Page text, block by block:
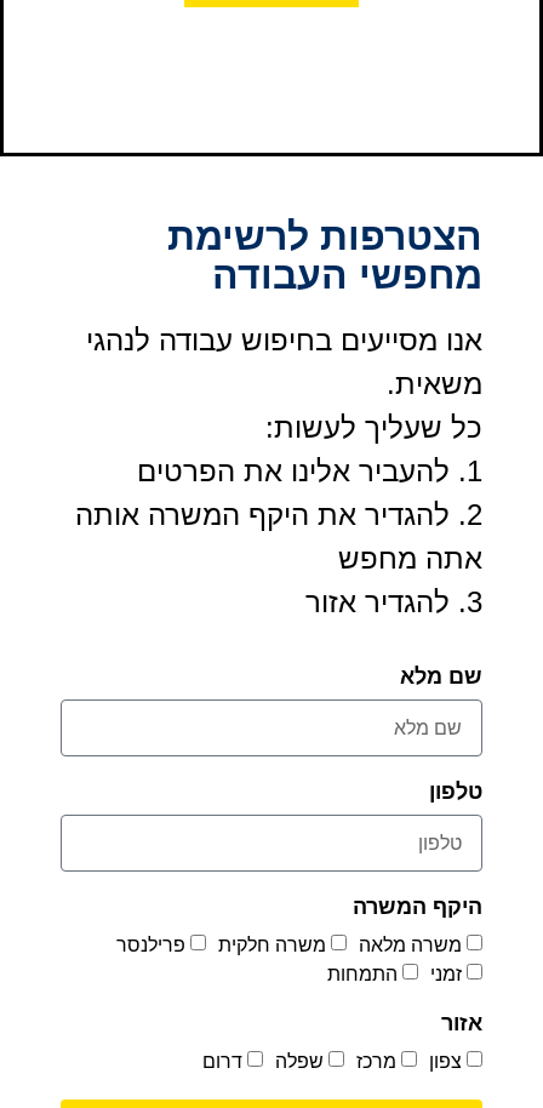
הצטרפות לרשימת
מחפשי העבודה
אנו מסייעים בחיפוש עבודה לנהגי
משאית.
כל שעליך לעשות:
1. להעביר אלינו את הפרטים
2. להגדיר את היקף המשרה אותה
אתה מחפש
3. להגדיר אזור
שם מלא
טלפון
היקף המשרה
משרה מלאה משרה חלקית
פרילנסר
זמני
התמחות
אזור
צפון מרכז שפלה דרום